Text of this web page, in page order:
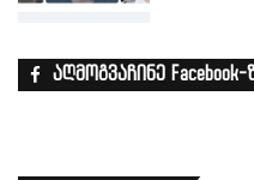
აღმოგვაჩინე Facebook-